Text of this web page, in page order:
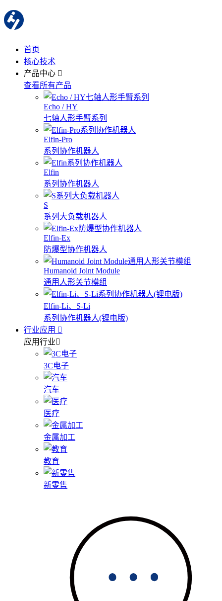
首页
核心技术
产品中心
查看所有产品
Echo / HY
七轴人形手臂系列
Elfin-Pro
系列协作机器人
Elfin
系列协作机器人
S
系列大负载机器人
Elfin-Ex
防爆型协作机器人
Humanoid Joint Module
通用人形关节模组
Elfin-Li、S-Li
系列协作机器人(锂电版)
行业应用
应用行业
3C电子
汽车
医疗
金属加工
教育
新零售